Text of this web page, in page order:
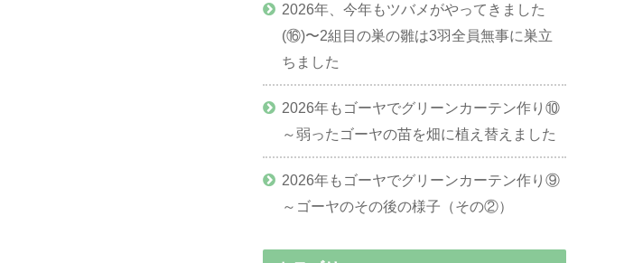
2026年、今年もツバメがやってきました
(⑯)〜2組目の巣の雛は3羽全員無事に巣立
ちました
2026年もゴーヤでグリーンカーテン作り⑩
～弱ったゴーヤの苗を畑に植え替えました
2026年もゴーヤでグリーンカーテン作り⑨
～ゴーヤのその後の様子（その②）